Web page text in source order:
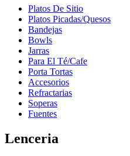
Platos De Sitio
Platos Picadas/Quesos
Bandejas
Bowls
Jarras
Para El Té/Cafe
Porta Tortas
Accesorios
Refractarias
Soperas
Fuentes
Lenceria